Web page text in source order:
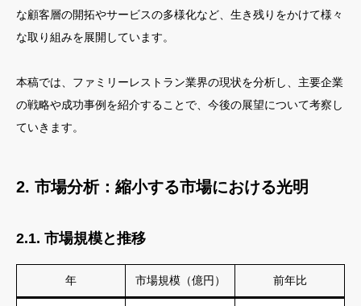
な顧客層の開拓やサービスの多様化など、生き残りをかけて様々
な取り組みを展開しています。
本稿では、ファミリーレストラン業界の現状を分析し、主要企業
の戦略や成功事例を紹介することで、今後の展望について考察し
ていきます。
2. 市場分析：縮小する市場における光明
2.1. 市場規模と推移
年 市場規模（億円） 前年比